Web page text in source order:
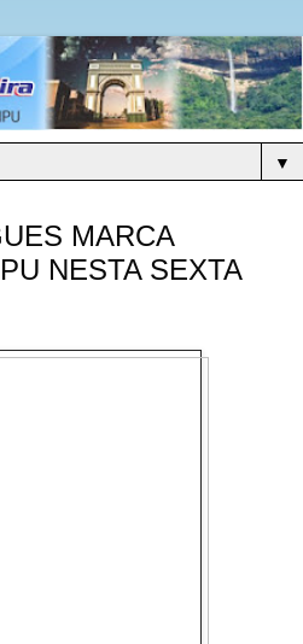
▼
MARCA
NESTA SEXTA